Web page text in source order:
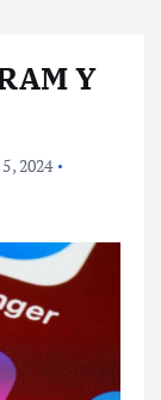
Y
2024